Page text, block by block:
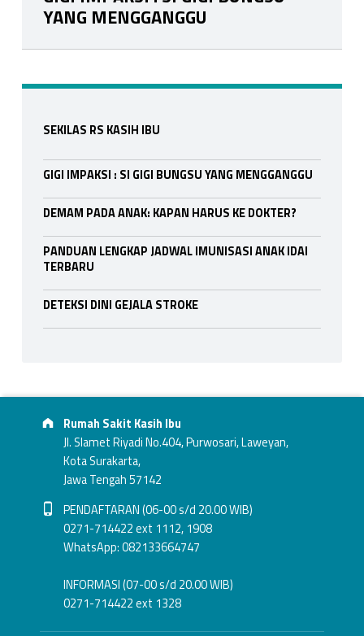
YANG MENGGANGGU
Skip back to main navigation
Sidebar
SEKILAS RS KASIH IBU
GIGI IMPAKSI : SI GIGI BUNGSU YANG MENGGANGGU
DEMAM PADA ANAK: KAPAN HARUS KE DOKTER?
PANDUAN LENGKAP JADWAL IMUNISASI ANAK IDAI
TERBARU
DETEKSI DINI GEJALA STROKE
Footer info sidebar
Address:
Rumah Sakit Kasih Ibu
Jl. Slamet Riyadi No.404, Purwosari, Laweyan,
Kota Surakarta,
Jawa Tengah 57142
Phone number:
PENDAFTARAN (06-00 s/d 20.00 WIB)
0271-714422 ext 1112, 1908
WhatsApp: 082133664747
INFORMASI (07-00 s/d 20.00 WIB)
0271-714422 ext 1328